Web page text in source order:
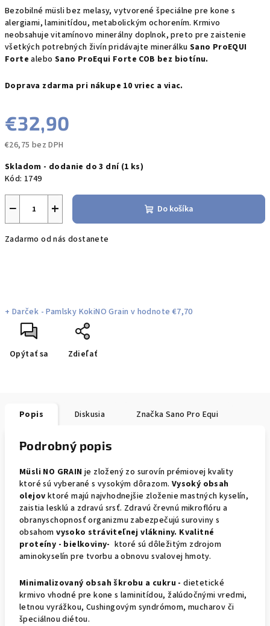
Bezobilné müsli bez melasy, vytvorené špeciálne pre kone s
alergiami, laminitídou, metabolickým ochorením. Krmivo
neobsahuje vitamínovo minerálny doplnok, preto pre zaistenie
všetkých potrebných živín pridávajte minerálku Sano ProEQUI
Fortealebo Sano ProEqui Forte COB bez biotínu.
Doprava zdarma pri nákupe 10 vriec a viac.
€32,90
€26,75 bez DPH
cena:
Skladom - dodanie do 3 dní (1 ks)
Kód: 1749
+
− Do košíka
Zadarmo od nás dostanete
+ Darček - Pamlsky KokiNO Grain v hodnote €7,70
Opýtať sa Zdieľať
Popis Diskusia Značka Sano Pro Equi
Podrobný popis
Müsli NO GRAIN je zložený zo surovín prémiovej kvality
ktoré sú vyberané s vysokým dôrazom. Vysoký obsah
olejov ktoré majú najvhodnejšie zloženie mastných kyselín,
zaistia lesklú a zdravú srsť. Zdravú črevnú mikroflóru a
obranyschopnosť organizmu zabezpečujú suroviny s
obsahomvysoko stráviteľnej vlákniny. Kvalitné
proteíny - bielkoviny- ktoré sú dôležitým zdrojom
aminokyselín pre tvorbu a obnovu svalovej hmoty.
Minimalizovaný obsah škrobu a cukru -dietetické
krmivo vhodné pre kone s laminitídou, žalúdočnými vredmi,
letnou vyrážkou, Cushingovým syndrómom, mucharov či
špeciálnou diétou.